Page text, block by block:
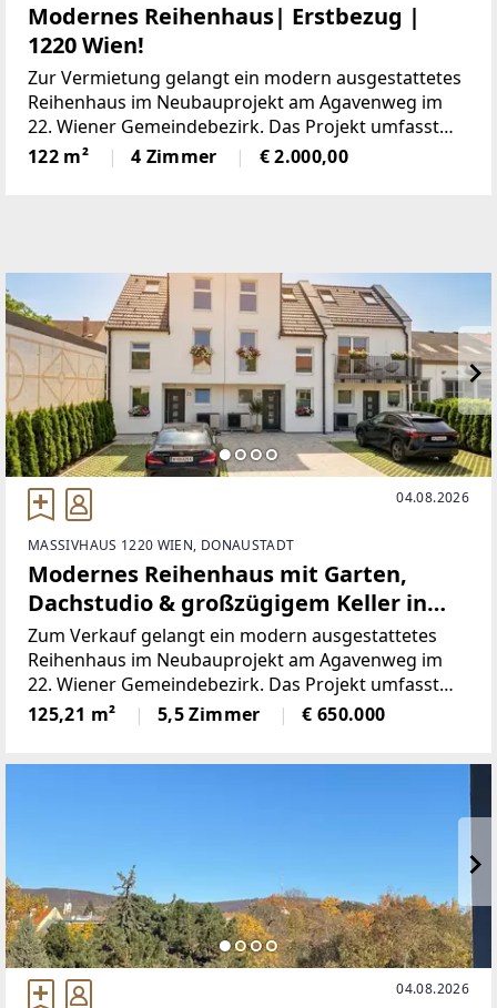
Modernes Reihenhaus| Erstbezug |
1220 Wien!
Zur Vermietung gelangt ein modern ausgestattetes
Reihenhaus im Neubauprojekt am Agavenweg im
22. Wiener Gemeindebezirk. Das Projekt umfasst
insgesamt 15 Häuser und überzeugt durch eine
ruhige Lage sowie eine zeitgemäße Architektur.Das
122 m² 4 Zimmer € 2.000,00
04.08.2026
MASSIVHAUS 1220 WIEN, DONAUSTADT
Modernes Reihenhaus mit Garten,
Dachstudio & großzügigem Keller in
ruhiger Lage in Wien 1220!
Zum Verkauf gelangt ein modern ausgestattetes
Reihenhaus im Neubauprojekt am Agavenweg im
22. Wiener Gemeindebezirk. Das Projekt umfasst
insgesamt 15 Häuser und überzeugt durch seine
ruhige Lage sowie zeitgemäße Architektur.Das Haus
125,21 m² 5,5 Zimmer € 650.000
04.08.2026